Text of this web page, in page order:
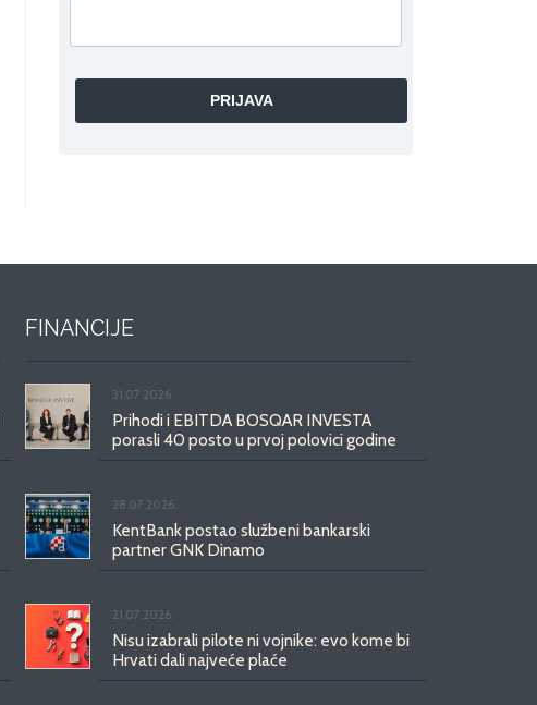
FINANCIJE
31.07.2026.
Prihodi i EBITDA BOSQAR INVESTA
porasli 40 posto u prvoj polovici godine
28.07.2026.
KentBank postao službeni bankarski
partner GNK Dinamo
21.07.2026.
Nisu izabrali pilote ni vojnike: evo kome bi
Hrvati dali najveće plaće